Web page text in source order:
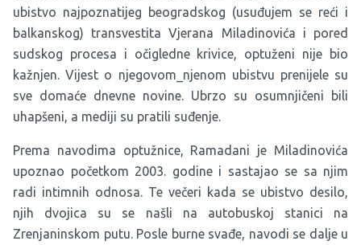
ubistvo najpoznatijeg beogradskog (usuđujem se reći i
balkanskog) transvestita Vjerana Miladinovića i pored
sudskog procesa i očigledne krivice, optuženi nije bio
kažnjen. Vijest o njegovom_njenom ubistvu prenijele su
sve domaće dnevne novine. Ubrzo su osumnjičeni bili
uhapšeni, a mediji su pratili suđenje.
Prema navodima optužnice, Ramadani je Miladinovića
upoznao početkom 2003. godine i sastajao se sa njim
radi intimnih odnosa. Te večeri kada se ubistvo desilo,
njih dvojica su se našli na autobuskoj stanici na
Zrenjaninskom putu. Posle burne svađe, navodi se dalje u